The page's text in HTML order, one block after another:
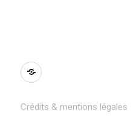
BlueSky
Crédits & mentions légales